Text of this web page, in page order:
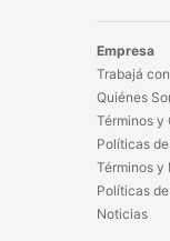
Empresa
Trabajá
Quiénes
Términos y
Políticas
Términos y
Políticas
Noticias